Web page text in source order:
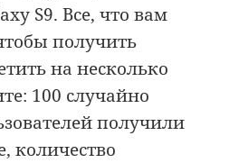
S9. Все, что вам
получить
на несколько
100 случайно
получили
количество